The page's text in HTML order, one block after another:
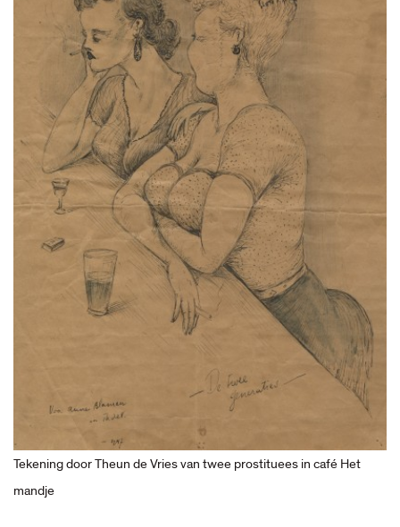
Tekening door Theun de Vries van twee prostituees in café Het
mandje